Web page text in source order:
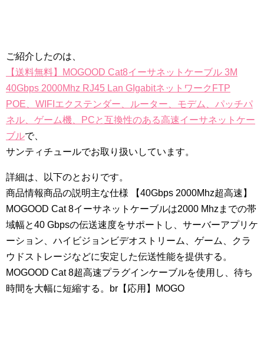
ご紹介したのは、
【送料無料】MOGOOD Cat8イーサネットケーブル 3M
40Gbps 2000Mhz RJ45 Lan GIgabitネットワークFTP
POE、WIFIエクステンダー、ルーター、モデム、パッチパ
ネル、ゲーム機、PCと互換性のある高速イーサネットケー
ブルで、
サンティチュールでお取り扱いしています。
詳細は、以下のとおりです。
商品情報商品の説明主な仕様 【40Gbps 2000Mhz超高速】
MOGOOD Cat 8イーサネットケーブルは2000 Mhzまでの帯
域幅と40 Gbpsの伝送速度をサポートし、サーバーアプリケ
ーション、ハイビジョンビデオストリーム、ゲーム、クラ
ウドストレージなどに安定した伝送性能を提供する。
MOGOOD Cat 8超高速プラグインケーブルを使用し、待ち
時間を大幅に短縮する。br【応用】MOGO